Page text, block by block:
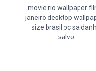
movie rio wallpaper
janeiro desktop
size brasil pc
salvo